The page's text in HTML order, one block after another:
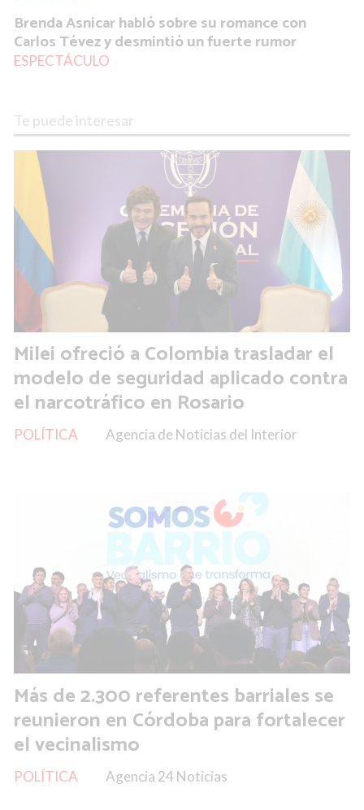
Brenda Asnicar habló sobre su romance con
Carlos Tévez y desmintió un fuerte rumor
ESPECTÁCULO
Te puede interesar
Milei ofreció a Colombia trasladar el
modelo de seguridad aplicado contra
el narcotráfico en Rosario
Agencia de Noticias del Interior
POLÍTICA
Más de 2.300 referentes barriales se
reunieron en Córdoba para fortalecer
el vecinalismo
Agencia 24 Noticias
POLÍTICA